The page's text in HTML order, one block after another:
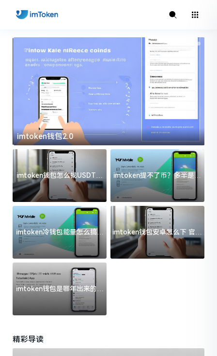
imtoken钱包2.0
imtoken钱包怎么找USDT地
址？三步搞定不踩坑
imtoken提不了币？多半是这
几件事没处理好
imtoken冷钱包能量怎么搞？
过来人告诉你门道
imtoken钱包安卓怎么下 官方
渠道避坑指南
imtoken钱包是哪年出来的？
一文给你说清楚
精彩导读